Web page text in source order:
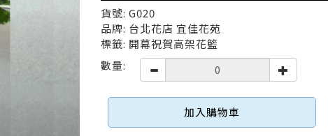
貨號: G020
品牌: 台北花店 宜佳花苑
標籤: 開幕祝賀高架花籃
數量:
加入購物車